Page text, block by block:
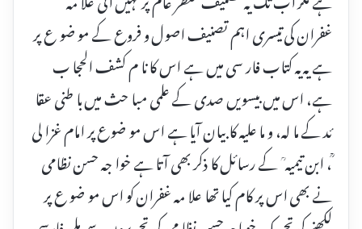
غفران کی تیسری اہم تصنیف اصول و فروع کے مو ضو ع پر
ہے یہ یہ کتاب فار سی میں ہے اس کا نا م کشف الحجا ب
ہے، اس میں بیسویں صدی کے علمی مبا حث میں با طنی عقا
ئد کے ما لہ، و ما علیہ کا بیان آیا ہے اس مو ضوع پر امام غزا لی
ؒ، ابن تیمیہ ؒ کے رسائل کا ذکر بھی آتا ہے خوا جہ حسن نظامی
نے بھی اس پر کام کیا تھا علا مہ غفران کو اس مو ضو ع پر